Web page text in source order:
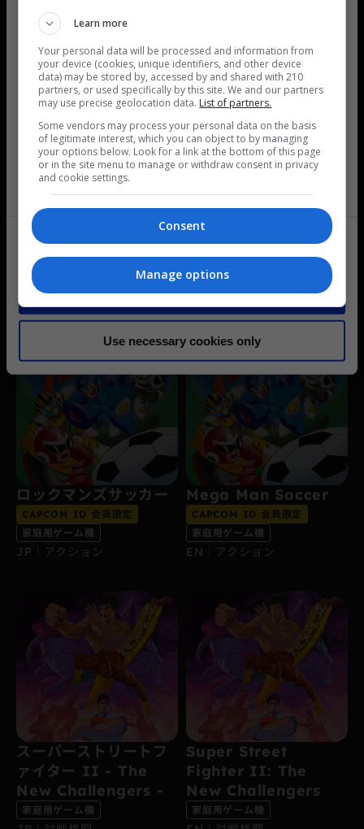
Necessary
Preferences
Statistics
Marketing
Show details
Allow all cookies
Use necessary cookies only
家庭用ゲーム機
JP｜対戦格闘
ブレスオブファイア -
竜の戦士 -
家庭用ゲーム機
JP｜RPG
家庭用ゲーム機
EN｜RPG
ロックマンズサッカー
CAPCOM ID 会員限定
家庭用ゲーム機
JP｜アクション
Mega Man Soccer
CAPCOM ID 会員限定
家庭用ゲーム機
EN｜アクション
スーパーストリートフ
ァイター II - The
New Challengers -
家庭用ゲーム機
Super Street
Fighter II: The
New Challengers
家庭用ゲーム機
ンタウンで遊ぶ」ボタンを押して次に進んでくださ
カプコンタウン利用規約 に同意する
プライバシーポリシー に同意する
カプコンタウンで遊ぶ
規約およびプライバシーポリシーに同意いただけない
場合、カプコンタウンはご利用いただけません。
カプコン公式サイトへ
Learn more
Your personal data will be processed and information from
your device (cookies, unique identifiers, and other device
data) may be stored by, accessed by and shared with 210
partners, or used specifically by this site. We and our partners
may use precise geolocation data. List of partners.
Some vendors may process your personal data on the basis
of legitimate interest, which you can object to by managing
your options below. Look for a link at the bottom of this page
or in the site menu to manage or withdraw consent in privacy
and cookie settings.
Consent
Manage options